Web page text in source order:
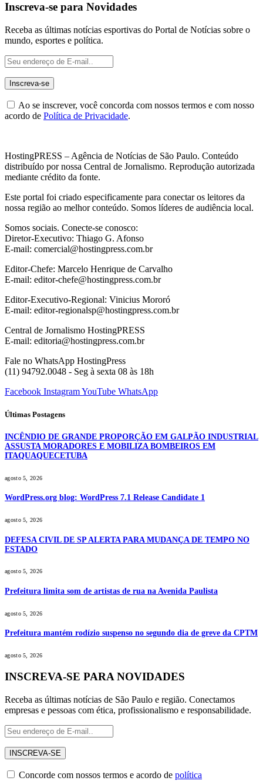
Inscreva-se para Novidades
Receba as últimas notícias esportivas do Portal de Notícias sobre o
mundo, esportes e política.
Ao se inscrever, você concorda com nossos termos e com nosso
acordo de Política de Privacidade.
HostingPRESS – Agência de Notícias de São Paulo. Conteúdo
distribuído por nossa Central de Jornalismo. Reprodução autorizada
mediante crédito da fonte.
Este portal foi criado especificamente para conectar os leitores da
nossa região ao melhor conteúdo. Somos líderes de audiência local.
Somos sociais. Conecte-se conosco:
Diretor-Executivo: Thiago G. Afonso
E-mail: comercial@hostingpress.com.br
Editor-Chefe: Marcelo Henrique de Carvalho
E-mail: editor-chefe@hostingpress.com.br
Editor-Executivo-Regional: Vinicius Mororó
E-mail: editor-regionalsp@hostingpress.com.br
Central de Jornalismo HostingPRESS
E-mail: editoria@hostingpress.com.br
Fale no WhatsApp HostingPress
(11) 94792.0048 - Seg à sexta 08 às 18h
Facebook InstagramYouTube WhatsApp
Últimas Postagens
INCÊNDIO DE GRANDE PROPORÇÃO EM GALPÃO INDUSTRIAL
ASSUSTA MORADORES E MOBILIZA BOMBEIROS EM
ITAQUAQUECETUBA
agosto 5, 2026
WordPress.org blog: WordPress 7.1 Release Candidate 1
agosto 5, 2026
DEFESA CIVIL DE SP ALERTA PARA MUDANÇA DE TEMPO NO
ESTADO
agosto 5, 2026
Prefeitura limita som de artistas de rua na Avenida Paulista
agosto 5, 2026
Prefeitura mantém rodízio suspenso no segundo dia de greve da CPTM
agosto 5, 2026
INSCREVA-SE PARA NOVIDADES
Receba as últimas notícias de São Paulo e região. Conectamos
empresas e pessoas com ética, profissionalismo e responsabilidade.
Concorde com nossos termos e acordo de política